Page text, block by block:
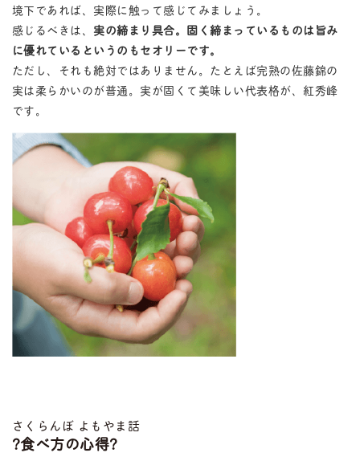
境下であれば、実際に触って感じてみましょう。
感じるべきは、実の締まり具合。固く締まっているものは旨み
に優れているというのもセオリーです。
ただし、それも絶対ではありません。たとえば完熟の佐藤錦の
実は柔らかいのが普通。実が固くて美味しい代表格が、紅秀峰
です。
さくらんぼ よもやま話
?食べ方の心得?